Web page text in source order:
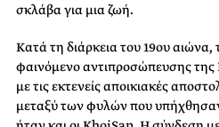
σκλάβα για μια ζωή.
Κατά τη διάρκεια του 19ου αιώνα,
φαινόμενο αντιπροσώπευσης
με τις εκτενείς αποικιακές
μεταξύ των φυλών που